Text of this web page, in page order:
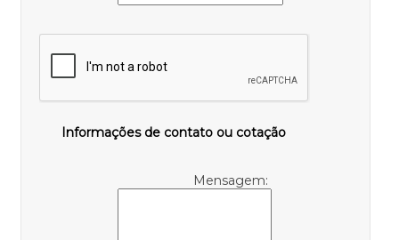
Informações de contato ou cotação
Mensagem: